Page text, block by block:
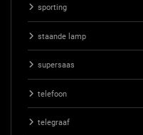
sporting
staande lamp
supersaas
telefoon
telegraaf